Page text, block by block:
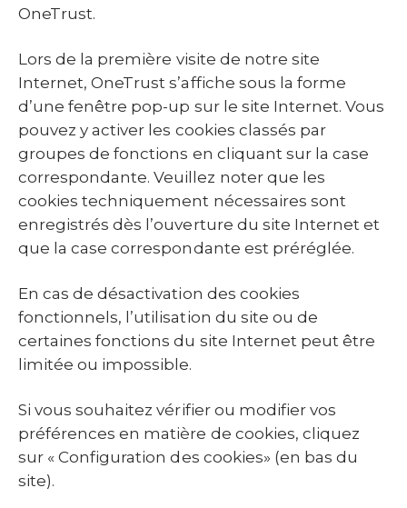
OneTrust.
Lors de la première visite de notre site
Internet, OneTrust s’affiche sous la forme
d’une fenêtre pop-up sur le site Internet. Vous
pouvez y activer les cookies classés par
groupes de fonctions en cliquant sur la case
correspondante. Veuillez noter que les
cookies techniquement nécessaires sont
enregistrés dès l’ouverture du site Internet et
que la case correspondante est préréglée.
En cas de désactivation des cookies
fonctionnels, l’utilisation du site ou de
certaines fonctions du site Internet peut être
limitée ou impossible.
Si vous souhaitez vérifier ou modifier vos
préférences en matière de cookies, cliquez
sur « Configuration des cookies» (en bas du
site).